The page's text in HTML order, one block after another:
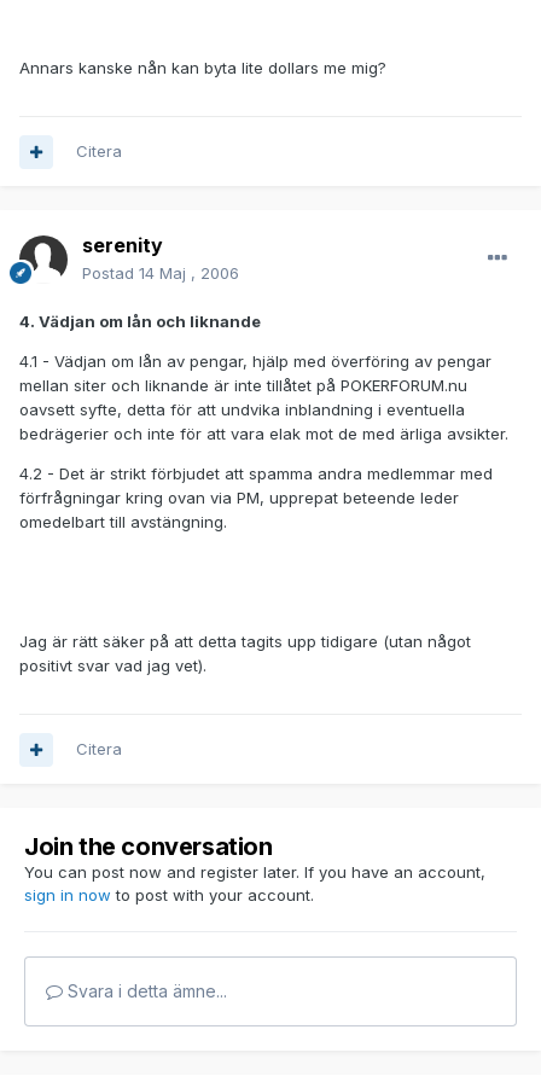
Annars kanske nån kan byta lite dollars me mig?
Citera
serenity
Postad 14 Maj , 2006
4. Vädjan om lån och liknande
4.1 - Vädjan om lån av pengar, hjälp med överföring av pengar
mellan siter och liknande är inte tillåtet på POKERFORUM.nu
oavsett syfte, detta för att undvika inblandning i eventuella
bedrägerier och inte för att vara elak mot de med ärliga avsikter.
4.2 - Det är strikt förbjudet att spamma andra medlemmar med
förfrågningar kring ovan via PM, upprepat beteende leder
omedelbart till avstängning.
Jag är rätt säker på att detta tagits upp tidigare (utan något
positivt svar vad jag vet).
Citera
Join the conversation
You can post now and register later. If you have an account,
sign in now to post with your account.
Svara i detta ämne...